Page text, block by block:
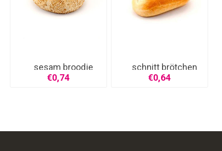
sesam broodje
€0,74
schnitt brötchen
€0,64